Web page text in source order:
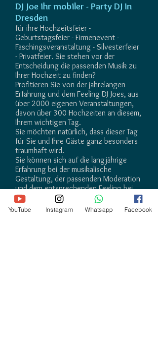
DJ Joe ihr mobiler - Party DJ in
Dresden
für ihre Hochzeitsfeier -
Geburtstagsfeier - Firmenevent -
Faschingsveranstaltung - Silvesterfeier
- Privatfeier. Sie stehen vor der
Entscheidung die passenden Musik zu
Ihrer Hochzeit zu finden?
Profitieren Sie von der jahrelangen
Erfahrung und dem Feeling DJ Joes, aus
über 2000 eigenen Veranstaltungen,
davon über 300 Hochzeiten an diesem,
Ihrem wichtigen Tag.
Sie möchten natürlich, dass dieser Tag
für Sie und Ihre Gäste ganz besonders
traumhaft wird.
Sie können sich auf die langjährige
Erfahrung bei der musikalische
Gestaltung, der passenden Moderation
und dem entsprechenden Feeling bei
ihrer Veranstaltung sicher verlassen.
YouTube Instagram Whatsapp Facebook